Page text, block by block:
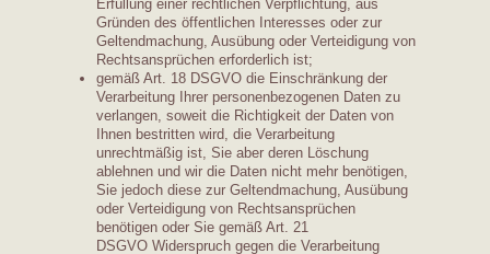
Erfüllung einer rechtlichen Verpflichtung, aus
Gründen des öffentlichen Interesses oder zur
Geltendmachung, Ausübung oder Verteidigung von
Rechtsansprüchen erforderlich ist;
gemäß Art. 18 DSGVO die Einschränkung der
Verarbeitung Ihrer personenbezogenen Daten zu
verlangen, soweit die Richtigkeit der Daten von
Ihnen bestritten wird, die Verarbeitung
unrechtmäßig ist, Sie aber deren Löschung
ablehnen und wir die Daten nicht mehr benötigen,
Sie jedoch diese zur Geltendmachung, Ausübung
oder Verteidigung von Rechtsansprüchen
benötigen oder Sie gemäß Art. 21
DSGVO Widerspruch gegen die Verarbeitung